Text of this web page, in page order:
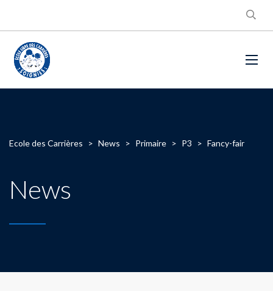
Ecole des Carrières > News > Primaire > P3 > Fancy-fair
News